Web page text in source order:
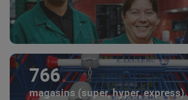
766
magasins (super, hyper, express).